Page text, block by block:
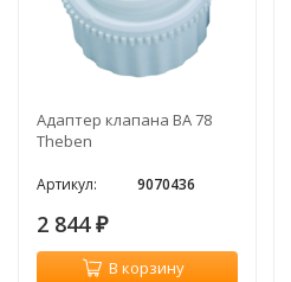
Адаптер клапана ВА 78
Theben
Артикул: 9070436
2 844 ₽
В корзину